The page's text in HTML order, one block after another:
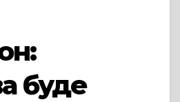
буде